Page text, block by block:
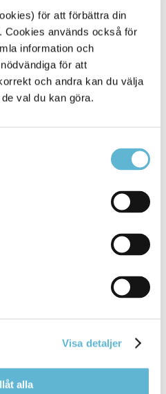
för att förbättra din
Cookies används också för
information och
för att
och andra kan du välja
val du kan göra.
Visa detaljer
alla